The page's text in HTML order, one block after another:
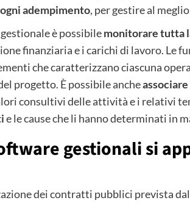
adempimento, per gestire al
è possibilemonitorare tutta
finanziaria e i carichi di lavoro. Le
che caratterizzano ciascuna
progetto. È possibile anche
consultivi delle attività e i relativi
e le cause che li hanno determinati in
gestionali si
dei contratti pubblici prevista